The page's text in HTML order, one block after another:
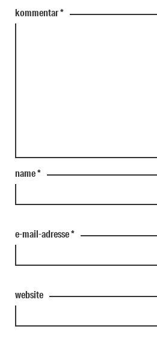
kommentar*
name*
e-mail-adresse*
website